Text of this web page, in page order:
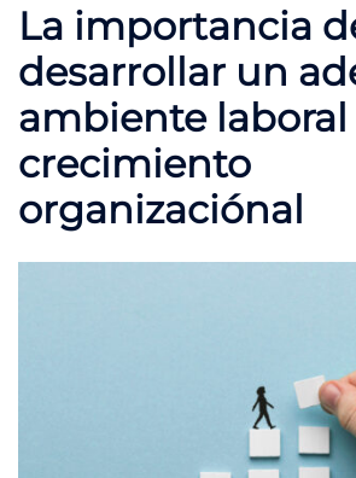
La importancia
desarrollar un
ambiente laboral
crecimiento
organizaciónal